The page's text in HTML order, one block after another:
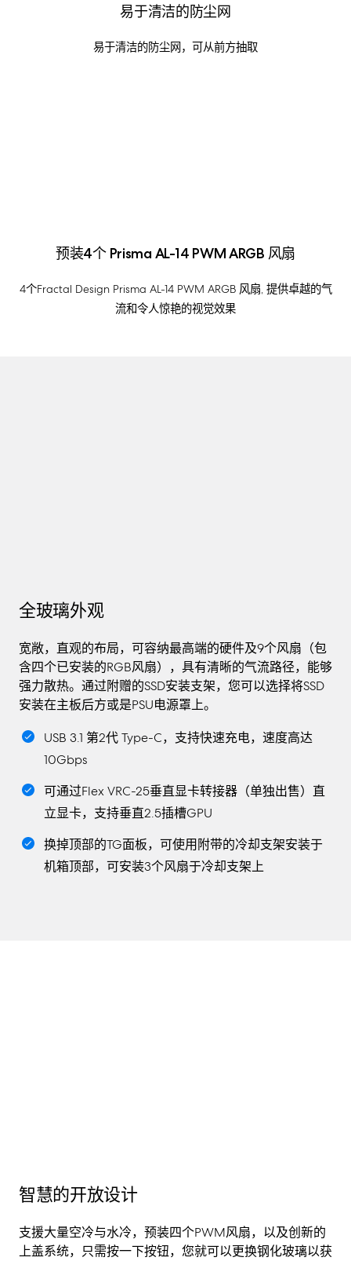
易于清洁的防尘网
易于清洁的防尘网，可从前方抽取
预装4个 Prisma AL-14 PWM ARGB 风扇
4个Fractal Design Prisma AL-14 PWM ARGB 风扇, 提供卓越的气
流和令人惊艳的视觉效果
全玻璃外观
宽敞，直观的布局，可容纳最高端的硬件及9个风扇（包
含四个已安装的RGB风扇），具有清晰的气流路径，能够
强力散热。通过附赠的SSD安装支架，您可以选择将SSD
安装在主板后方或是PSU电源罩上。
USB 3.1 第2代 Type-C，支持快速充电，速度高达
10Gbps
可通过Flex VRC-25垂直显卡转接器（单独出售）直
立显卡，支持垂直2.5插槽GPU
换掉顶部的TG面板，可使用附带的冷却支架安装于
机箱顶部，可安装3个风扇于冷却支架上
智慧的开放设计
支援大量空冷与水冷，预装四个PWM风扇，以及创新的
上盖系统，只需按一下按钮，您就可以更换钢化玻璃以获